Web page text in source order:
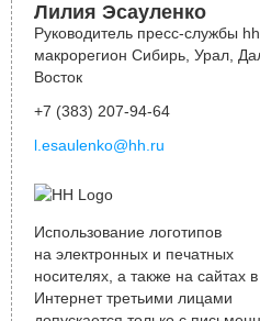
Лилия Эсауленко
Руководитель пресс-службы
макрорегион Сибирь, Урал,
Восток
+7 (383) 207-94-64
l.esaulenko@hh.ru
Использование логотипов
на электронных и печатных
носителях, а также на сайтах в
Интернет третьими лицами